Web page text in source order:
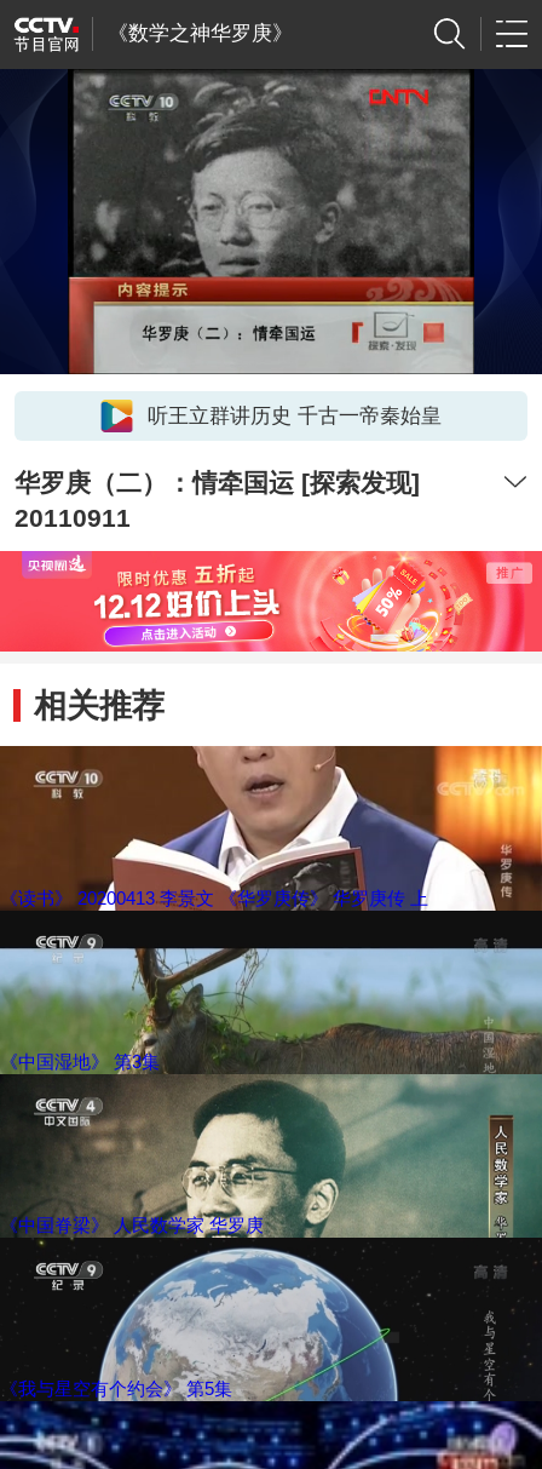
《数学之神华罗庚》
听王立群讲历史 千古一帝秦始皇
华罗庚（二）：情牵国运 [探索发现]
20110911
相关推荐
《读书》 20200413 李景文 《华罗庚传》 华罗庚传 上
《中国湿地》 第3集
《中国脊梁》 人民数学家 华罗庚
《我与星空有个约会》 第5集